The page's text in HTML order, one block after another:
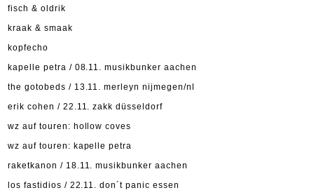
fisch & oldrik
kraak & smaak
kopfecho
kapelle petra / 08.11. musikbunker aachen
the gotobeds / 13.11. merleyn nijmegen/nl
erik cohen / 22.11. zakk düsseldorf
wz auf touren: hollow coves
wz auf touren: kapelle petra
raketkanon / 18.11. musikbunker aachen
los fastidios / 22.11. don´t panic essen